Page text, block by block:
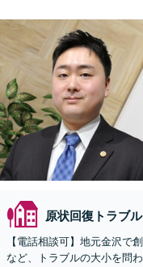
原状回復トラブル
【電話相談可】地元金沢で
など、トラブルの大小を問